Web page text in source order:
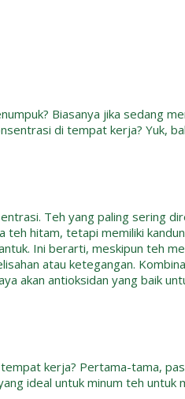
Biasanya jika sedang
di tempat kerja? Yuk,
Teh yang paling sering
teh hitam, tetapi memiliki
Ini berarti, meskipun teh
atau ketegangan.
akan antioksidan yang baik
kerja? Pertama-tama,
ideal untuk minum teh